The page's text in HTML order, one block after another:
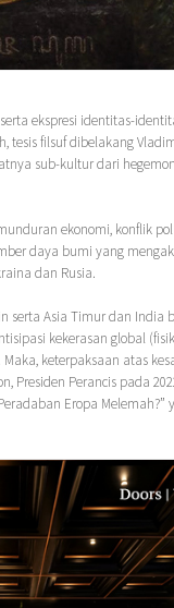
ekspresi identitas-
filsuf dibelakang
sub-kultur dari
ekonomi, konflik
daya bumi yang
dan Rusia.
serta Asia Timur dan India
kekerasan global
keterpaksaan atas
Presiden Perancis pada
Eropa Melemah?”